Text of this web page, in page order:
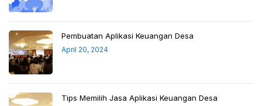
Pembuatan Aplikasi Keuangan Desa
April 20, 2024
Tips Memilih Jasa Aplikasi Keuangan Desa